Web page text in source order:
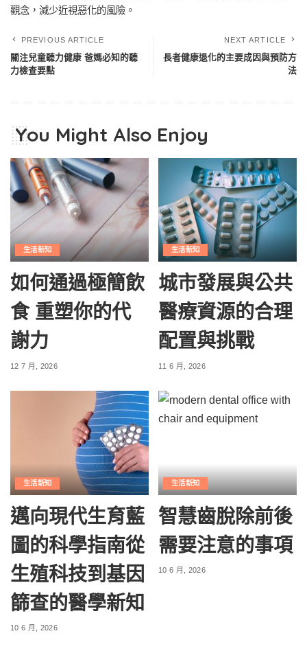
觀念，減少近視惡化的風險。
PREVIOUS ARTICLE
關注兒童聽力健康 爸媽必知的聽
力檢查要點
NEXT ARTICLE
長者健康退化的主要成因與預防方
法
You Might Also Enjoy
生活新知
如何通過極簡飲
食 重塑你的代
謝力
12 7 月, 2026
生活新知
城市發展與公共
醫療資源的合理
配置與挑戰
11 6 月, 2026
生活新知
邁向現代生育藍
圖的科學指南從
生殖科技到基因
篩查的醫學新知
10 6 月, 2026
生活新知
智慧齒脫除前後
需要注意的事項
10 6 月, 2026